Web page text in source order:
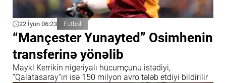
22 İyun 06:23 Futbol
“Mançester Yunayted” Osimhenin
transferinə yönəlib
Maykl Kerrikin nigeriyalı hücumçunu istədiyi,
“Qalatasaray”ın isə 150 milyon avro tələb etdiyi bildirilir